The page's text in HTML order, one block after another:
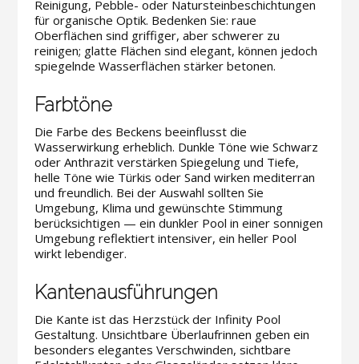
Reinigung, Pebble- oder Natursteinbeschichtungen
für organische Optik. Bedenken Sie: raue
Oberflächen sind griffiger, aber schwerer zu
reinigen; glatte Flächen sind elegant, können jedoch
spiegelnde Wasserflächen stärker betonen.
Farbtöne
Die Farbe des Beckens beeinflusst die
Wasserwirkung erheblich. Dunkle Töne wie Schwarz
oder Anthrazit verstärken Spiegelung und Tiefe,
helle Töne wie Türkis oder Sand wirken mediterran
und freundlich. Bei der Auswahl sollten Sie
Umgebung, Klima und gewünschte Stimmung
berücksichtigen — ein dunkler Pool in einer sonnigen
Umgebung reflektiert intensiver, ein heller Pool
wirkt lebendiger.
Kantenausführungen
Die Kante ist das Herzstück der Infinity Pool
Gestaltung. Unsichtbare Überlaufrinnen geben ein
besonders elegantes Verschwinden, sichtbare